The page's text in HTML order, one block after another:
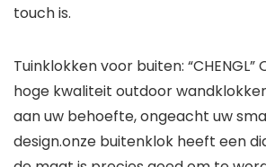
touch is.
Tuinklokken voor buiten:
hoge kwaliteit outdoor
aan uw behoefte, ongeacht uw
design.onze buitenklok heeft een